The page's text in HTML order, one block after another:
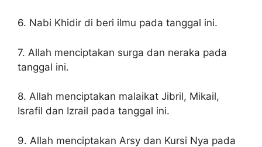
6. Nabi Khidir di beri ilmu pada tanggal ini.
7. Allah menciptakan surga dan neraka pada
tanggal ini.
8. Allah menciptakan malaikat Jibril, Mikail,
Israfil dan Izrail pada tanggal ini.
9. Allah menciptakan Arsy dan Kursi Nya pada